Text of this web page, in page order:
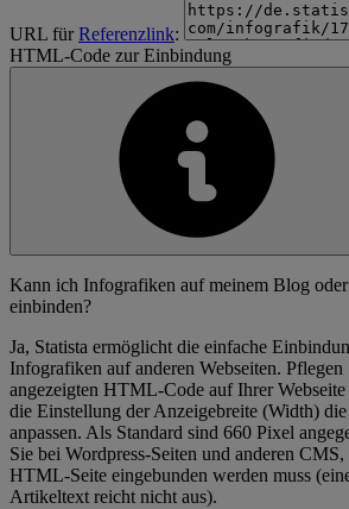
URL fürReferenzlink:
HTML-Code zur Einbindung
Kann ich Infografiken auf meinem Blog oder
einbinden?
Ja, Statista ermöglicht die einfache
Infografiken auf anderen Webseiten. Pflegen
angezeigten HTML-Code auf Ihrer
die Einstellung der Anzeigebreite (Width)
anpassen. Als Standard sind 660 Pixel
Sie bei Wordpress-Seiten und anderen
HTML-Seite eingebunden werden muss
Artikeltext reicht nicht aus).